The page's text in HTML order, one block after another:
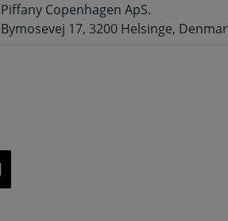
Piffany Copenhagen ApS.
Bymosevej 17, 3200 Helsinge,